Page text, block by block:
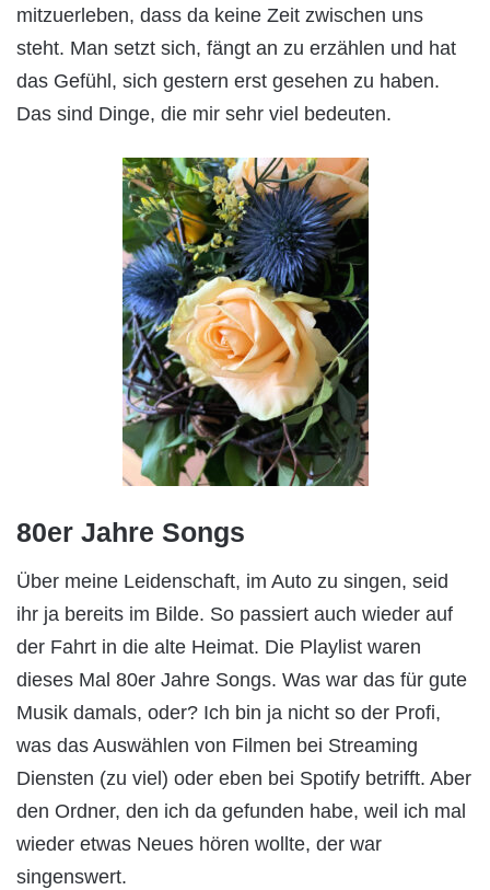
mitzuerleben, dass da keine Zeit zwischen uns
steht. Man setzt sich, fängt an zu erzählen und hat
das Gefühl, sich gestern erst gesehen zu haben.
Das sind Dinge, die mir sehr viel bedeuten.
80er Jahre Songs
Über meine Leidenschaft, im Auto zu singen, seid
ihr ja bereits im Bilde. So passiert auch wieder auf
der Fahrt in die alte Heimat. Die Playlist waren
dieses Mal 80er Jahre Songs. Was war das für gute
Musik damals, oder? Ich bin ja nicht so der Profi,
was das Auswählen von Filmen bei Streaming
Diensten (zu viel) oder eben bei Spotify betrifft. Aber
den Ordner, den ich da gefunden habe, weil ich mal
wieder etwas Neues hören wollte, der war
singenswert.